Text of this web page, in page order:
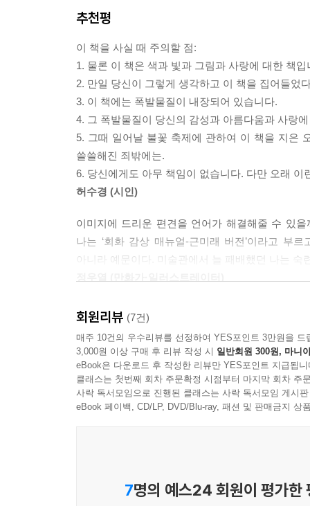
쓰지도 않았을 거다. 시인이 레드의 정열에 사로
카드뮴옐로와 니코틴옐로는 얼마나 가까운가
한없이 투명에 가까운 블루와 네이비블루는 얼마
어쩔 수 없는 어긋남이 시인을 슬프게 한다. 그
한국어만으로 시를 쓰는 시인이 아니다. 영어
스페인어의 더블 R을 끝없이 굴릴지도 모른다.
사이의 간극을 메운다. 타일 사이를 반투명하게 마
레드 카펫red carpet은 누구나 한 번쯤 서고 싶
(17쪽)
왜 정기(精氣)를 푸르다고 하는지 알 것 같기도 해
화이트는 여리고 세심해요white-glove. 화이트
(중략) 이렇듯 화이트는 백혈구white cell처럼 몸
떠올리지요. 화이트는 눈 내리는 크리스마스
베이킹 파우더를 잔뜩 뿌린 밀가루 반죽처럼, 모
추천평
이 책을 사실 때 주의할 점:
1. 물론 이 책은 색과 빛과 그림과 사랑에 대한 책
2. 만일 당신이 그렇게 생각하고 이 책을 집어들었
3. 이 책에는 폭발물질이 내장되어 있습니다.
4. 그 폭발물질이 당신의 감성과 아름다움과 사랑
5. 그때 일어날 불꽃 축제에 관하여 이 책을 지은
쓸쓸해진 죄밖에는.
6. 당신에게도 아무 책임이 없습니다. 다만 오래
허수경 (시인)
이미지에 드리운 편견을 언어가 해결해줄 수 있
나는 ‘회화 감상 매뉴얼-근미래 버전’이라고 부
아니라 예문이다. 미술관에서 늘 패배했던 나는
방금 책을 덮은 독자로서 확신컨대 오은이 책상
것이다. 레드, 블루, 화이트, 옐로, 그린, 블랙에
하나로 꿰는 실은 운율이다. 『너랑 나랑 노랑』
읽힌다. 그래서 책장을 넘기는 내내 표제 음악
불러주면 좋겠다는 희망을 품었다.
김혜리 (씨네21 기자)
회원리뷰 (7건)
매주 10건의 우수리뷰를 선정하여 YES포인트 3만원을 드
3,000원 이상 구매 후 리뷰 작성 시 일반회원 300원, 마니
eBook은 다운로드 후 작성한 리뷰만 YES포인트 지급됩니
클래스는 첫번째 회차 주문확정 시점부터 마지막 회차 주
사락 독서모임으로 진행된 클래스는 사락 독서모임 게시
eBook 페이백, CD/LP, DVD/Blu-ray, 패션 및 판매금지 상
7명의 예스24 회원이 평가한